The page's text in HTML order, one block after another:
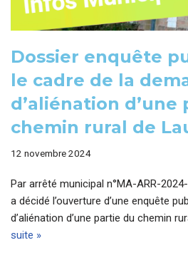
Dossier enquête
le cadre de la
d’aliénation d’une
chemin rural de
12 novembre 2024
Par arrêté municipal n°MA-ARR-
a décidé l’ouverture d’une enquête
d’aliénation d’une partie du chemin
suite »